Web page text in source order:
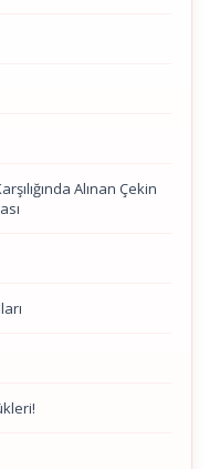
Alınan Çekin